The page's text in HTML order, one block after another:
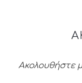
Ακολουθήστε